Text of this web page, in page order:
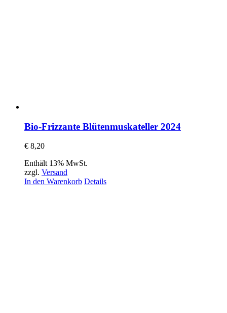
Bio-Frizzante Blütenmuskateller 2024
€ 8,20
Enthält 13% MwSt.
zzgl. Versand
In den Warenkorb Details